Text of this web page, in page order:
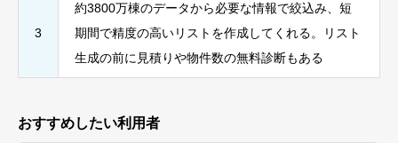
3
約3800万棟のデータから必要な情報で絞込み、短
期間で精度の高いリストを作成してくれる。リスト
生成の前に見積りや物件数の無料診断もある
おすすめしたい利用者